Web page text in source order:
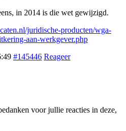
in 2014 is die wet gewijzigd.
juridische-producten/wga-
aan-werkgever.php
#145446 Reageer
voor jullie reacties in deze,